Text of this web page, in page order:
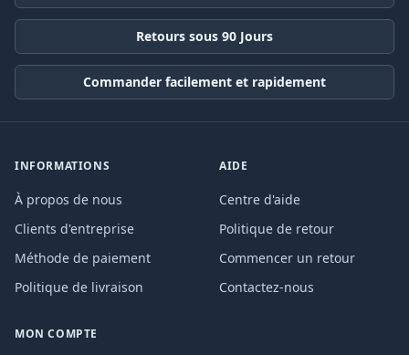
Retours sous 90 Jours
Commander facilement et rapidement
INFORMATIONS
À propos de nous
Clients d'entreprise
Méthode de paiement
Politique de livraison
AIDE
Centre d'aide
Politique de retour
Commencer un retour
Contactez-nous
MON COMPTE